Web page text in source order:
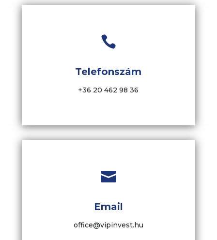

Telefonszám
+36 20 462 98 36

Email
office@vipinvest.hu